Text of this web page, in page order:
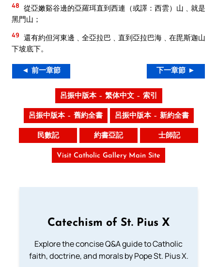
48 從亞嫩谿谷邊的亞羅珥直到西連（或譯：西雲）山﹑就是
黑門山；
49 還有約但河東邊﹑全亞拉巴﹑直到亞拉巴海﹑在毘斯迦山
下坡底下。
◄ 前一章節 下一章節 ►
呂振中版本 – 繁体中文 – 索引
呂振中版本 – 舊約全書 呂振中版本 – 新約全書
民數記 約書亞記 士師記
Visit Catholic Gallery Main Site
Catechism of St. Pius X
Explore the concise Q&A guide to Catholic
faith, doctrine, and morals by Pope St. Pius X.